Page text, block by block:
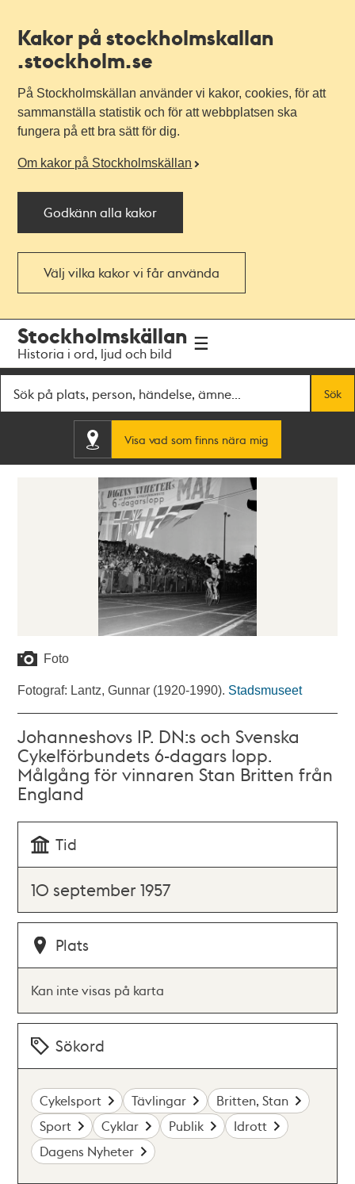
Kakor på stockholmskallan
.stockholm.se
På Stockholmskällan använder vi kakor, cookies, för att
sammanställa statistik och för att webbplatsen ska
fungera på ett bra sätt för dig.
Om kakor på Stockholmskällan
Godkänn alla kakor
Välj vilka kakor vi får använda
navigationen
huvudinnehållet
Stockholmskällan
Historia i ord, ljud och bild
Sök
Visa vad som finns nära mig
Foto
Fotograf: Lantz, Gunnar (1920-1990). Stadsmuseet
Johanneshovs IP. DN:s och Svenska
Cykelförbundets 6-dagars lopp.
Målgång för vinnaren Stan Britten från
England
Tid
10 september 1957
Plats
Kan inte visas på karta
Sökord
Cykelsport Tävlingar
Britten, Stan
Sport
Cyklar Publik
Idrott
Dagens Nyheter